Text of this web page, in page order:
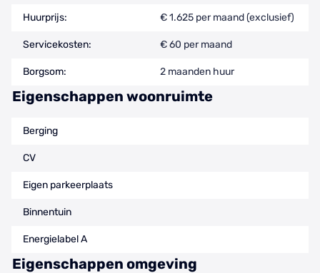
Huurprijs: € 1.625 per maand (exclusief)
Servicekosten: € 60 per maand
Borgsom: 2 maanden huur
Eigenschappen woonruimte
Berging
CV
Eigen parkeerplaats
Binnentuin
Energielabel A
Eigenschappen omgeving